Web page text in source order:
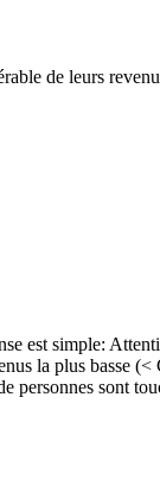
de leurs
est simple:
la plus basse
sont